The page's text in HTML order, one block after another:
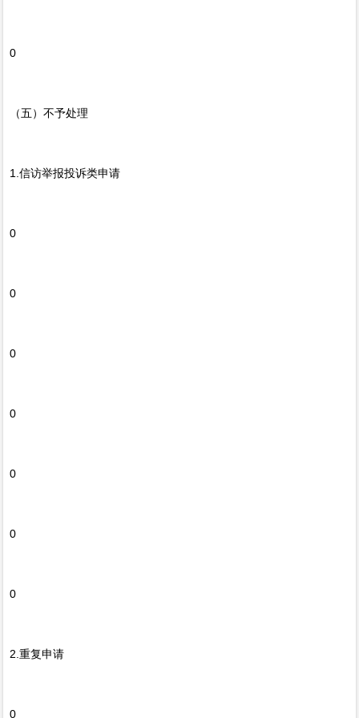
0
（五）不予处理
1.信访举报投诉类申请
0
0
0
0
0
0
0
2.重复申请
0